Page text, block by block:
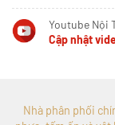
Youtube Nội
Cập nhật
Nhà phân phối